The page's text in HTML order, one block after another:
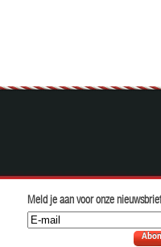
Meld je aan voor onze